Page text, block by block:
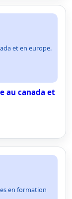
et en europe.
au canada et
en formation